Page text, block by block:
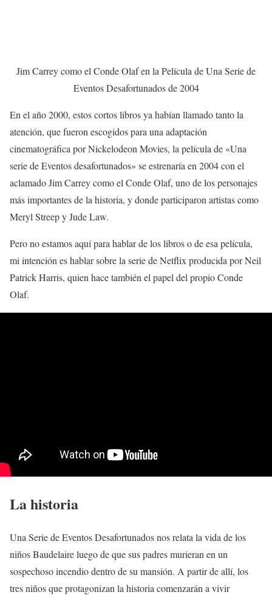
Jim Carrey como el Conde Olaf en la Película de Una Serie de
Eventos Desafortunados de 2004
En el año 2000, estos cortos libros ya habían llamado tanto la
atención, que fueron escogidos para una adaptación
cinematográfica por Nickelodeon Movies, la película de «Una
serie de Eventos desafortunados» se estrenaría en 2004 con el
aclamado Jim Carrey como el Conde Olaf, uno de los personajes
más importantes de la historia, y donde participaron artistas como
Meryl Streep y Jude Law.
Pero no estamos aquí para hablar de los libros o de esa película,
mi intención es hablar sobre la serie de Netflix producida por Neil
Patrick Harris, quien hace también el papel del propio Conde
Olaf.
La historia
Una Serie de Eventos Desafortunados nos relata la vida de los
niños Baudelaire luego de que sus padres murieran en un
sospechoso incendio dentro de su mansión. A partir de allí, los
tres niños que protagonizan la historia comenzarán a vivir